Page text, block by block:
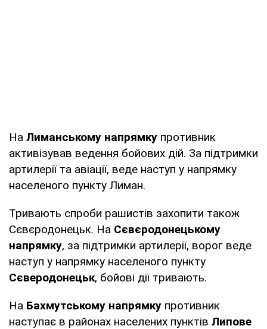
На Лиманському напрямку противник
активізував ведення бойових дій. За підтримки
артилерії та авіації, веде наступ у напрямку
населеного пункту Лиман.
Тривають спроби рашистів захопити також
Сєвєродонецьк. На Сєвєродонецькому
напрямку, за підтримки артилерії, ворог веде
наступ у напрямку населеного пункту
Сєверодонецьк, бойові дії тривають.
На Бахмутському напрямку противник
наступає в районах населених пунктів Липове